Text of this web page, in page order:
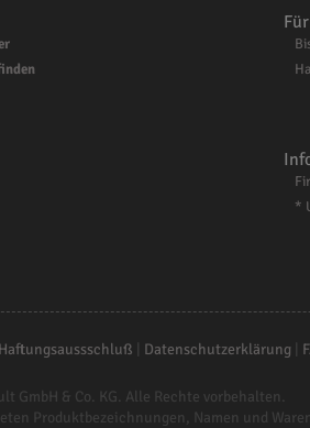
*
Haftungsaussschluß Datenschutzerklärung|
GmbH & Co. KG. Alle Rechte vorbehalten.
Produktbezeichnungen, Namen und